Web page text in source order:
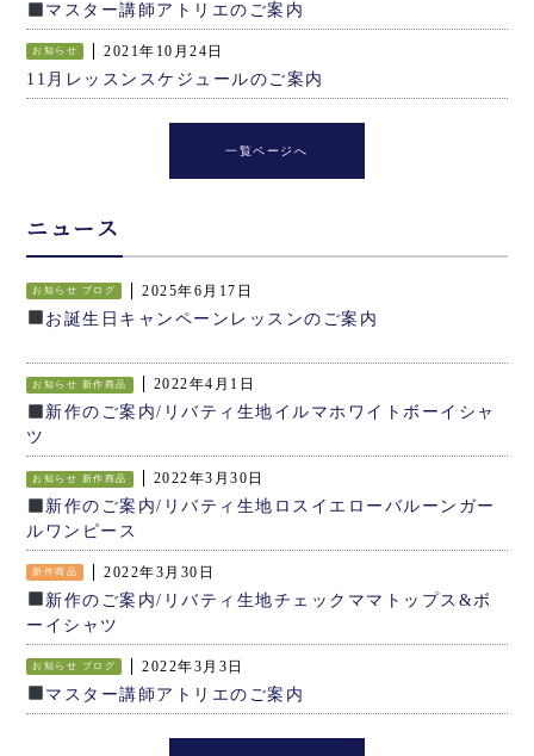
マスター講師アトリエのご案内
お知らせ 2021年10月24日
11月レッスンスケジュールのご案内
一覧ページへ
ニュース
お知らせ ブログ 2025年6月17日
お誕生日キャンペーンレッスンのご案内
お知らせ 新作商品 2022年4月1日
新作のご案内/リバティ生地イルマホワイトボーイシャ
ツ
お知らせ 新作商品 2022年3月30日
新作のご案内/リバティ生地ロスイエローバルーンガー
ルワンピース
新作商品 2022年3月30日
新作のご案内/リバティ生地チェックママトップス&ボ
ーイシャツ
お知らせ ブログ 2022年3月3日
マスター講師アトリエのご案内